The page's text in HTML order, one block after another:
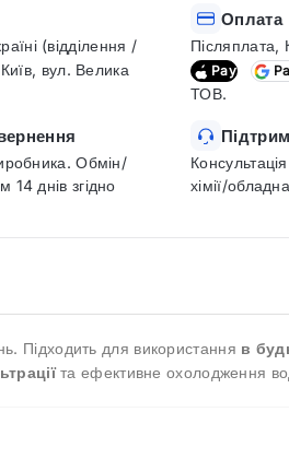
(відділення /
вул. Велика
Оплата
Pay
ТОВ.
Обмін/
14 днів згідно
хімії/
Підходить для використання в
та ефективне охолодження